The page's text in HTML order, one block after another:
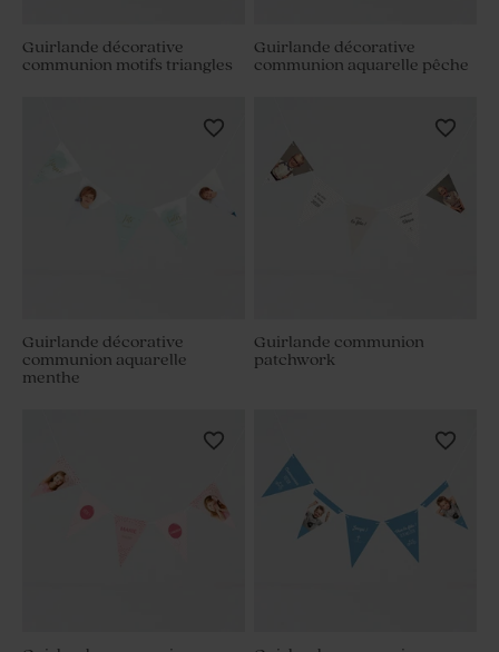
Guirlande décorative
communion motifs triangles
Guirlande décorative
communion aquarelle pêche
Guirlande décorative
communion aquarelle
menthe
Guirlande communion
patchwork